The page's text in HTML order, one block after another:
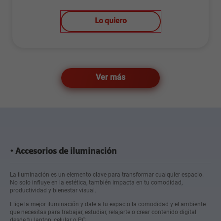
Lo quiero
Ver más
Accesorios de iluminación
La iluminación es un elemento clave para transformar cualquier espacio.
No solo influye en la estética, también impacta en tu comodidad,
productividad y bienestar visual.
Elige la mejor iluminación y dale a tu espacio la comodidad y el ambiente
que necesitas para trabajar, estudiar, relajarte o crear contenido digital